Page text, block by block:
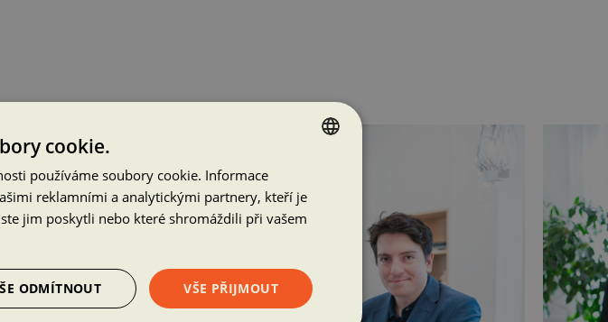
ENGLISH
cookie.
používáme soubory cookie. Informace
reklamními a analytickými partnery, kteří je
jim poskytli nebo které shromáždili při vašem
VŠE PŘIJMOUT
ODMÍTNOUT